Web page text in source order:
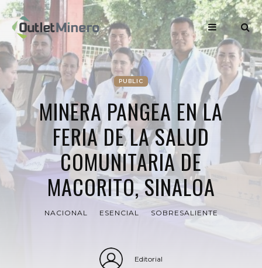
PUBLIC
MINERA PANGEA EN LA
FERIA DE LA SALUD
COMUNITARIA DE
MACORITO, SINALOA
NACIONAL ESENCIAL SOBRESALIENTE
Editorial